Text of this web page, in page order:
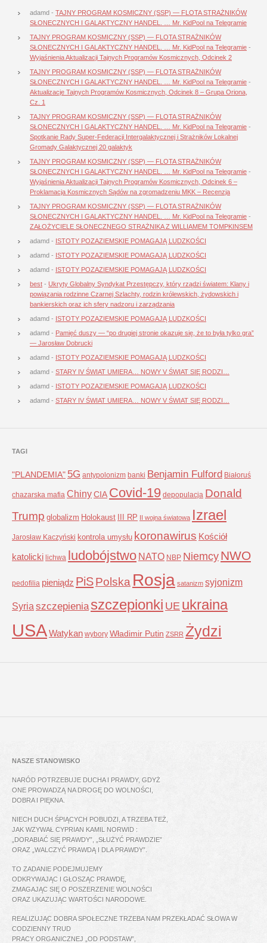
adamd - TAJNY PROGRAM KOSMICZNY (SSP) — FLOTA STRAŻNIKÓW
SŁONECZNYCH I GALAKTYCZNY HANDEL. … Mr. KidPool na Telegramie
TAJNY PROGRAM KOSMICZNY (SSP) — FLOTA STRAŻNIKÓW
SŁONECZNYCH I GALAKTYCZNY HANDEL. … Mr. KidPool na Telegramie -
Wyjaśnienia Aktualizacji Tajnych Programów Kosmicznych, Odcinek 2
TAJNY PROGRAM KOSMICZNY (SSP) — FLOTA STRAŻNIKÓW
SŁONECZNYCH I GALAKTYCZNY HANDEL. … Mr. KidPool na Telegramie -
Aktualizacje Tajnych Programów Kosmicznych, Odcinek 8 – Grupa Oriona,
Cz. 1
TAJNY PROGRAM KOSMICZNY (SSP) — FLOTA STRAŻNIKÓW
SŁONECZNYCH I GALAKTYCZNY HANDEL. … Mr. KidPool na Telegramie -
Spotkanie Rady Super-Federacji Intergalaktycznej i Strażników Lokalnej
Gromady Galaktycznej 20 galaktyk
TAJNY PROGRAM KOSMICZNY (SSP) — FLOTA STRAŻNIKÓW
SŁONECZNYCH I GALAKTYCZNY HANDEL. … Mr. KidPool na Telegramie -
Wyjaśnienia Aktualizacji Tajnych Programów Kosmicznych, Odcinek 6 –
Proklamacja Kosmicznych Sądów na zgromadzeniu MKK – Recenzja
TAJNY PROGRAM KOSMICZNY (SSP) — FLOTA STRAŻNIKÓW
SŁONECZNYCH I GALAKTYCZNY HANDEL. … Mr. KidPool na Telegramie -
ZAŁOŻYCIELE SŁONECZNEGO STRAŻNIKA Z WILLIAMEM TOMPKINSEM
adamd - ISTOTY POZAZIEMSKIE POMAGAJĄ LUDZKOŚCI
adamd - ISTOTY POZAZIEMSKIE POMAGAJĄ LUDZKOŚCI
adamd - ISTOTY POZAZIEMSKIE POMAGAJĄ LUDZKOŚCI
best - Ukryty Globalny Syndykat Przestępczy, który rządzi światem: Klany i
powiązania rodzinne Czarnej Szlachty, rodzin królewskich, żydowskich i
bankierskich oraz ich sfery nadzoru i zarządzania
adamd - ISTOTY POZAZIEMSKIE POMAGAJĄ LUDZKOŚCI
adamd - Pamięć duszy — “po drugiej stronie okazuje się, że to była tylko gra”
— Jarosław Dobrucki
adamd - ISTOTY POZAZIEMSKIE POMAGAJĄ LUDZKOŚCI
adamd - STARY IV ŚWIAT UMIERA… NOWY V ŚWIAT SIĘ RODZI…
adamd - ISTOTY POZAZIEMSKIE POMAGAJĄ LUDZKOŚCI
adamd - STARY IV ŚWIAT UMIERA… NOWY V ŚWIAT SIĘ RODZI…
TAGI
"PLANDEMIA" 5G antypolonizm banki Benjamin Fulford Białoruś
chazarska mafia ChinyCIA Covid-19 depopulacja Donald
Trump globalizm Holokaust III RP II wojna światowa Izrael
Jarosław Kaczyński kontrola umysłu koronawirus Kościół
katolicki lichwa ludobójstwo NATO NBP NiemcyNWO
pedofilia pieniądz PiSPolska Rosja satanizm syjonizm
Syria szczepienia szczepionki UE ukraina
USAWatykan wybory Władimir Putin ZSRR Żydzi
NASZE STANOWISKO
NARÓD POTRZEBUJE DUCHA I PRAWDY, GDYŻ
ONE PROWADZĄ NA DROGĘ DO WOLNOŚCI,
DOBRA I PIĘKNA.
NIECH DUCH ŚPIĄCYCH POBUDZI, A TRZEBA TEŻ,
JAK WZYWAŁ CYPRIAN KAMIL NORWID :
„DORABIAĆ SIĘ PRAWDY”, „SŁUŻYĆ PRAWDZIE”
ORAZ „WALCZYĆ PRAWDĄ I DLA PRAWDY”.
TO ZADANIE PODEJMUJEMY
ODKRYWAJĄC I GŁOSZĄC PRAWDĘ,
ZMAGAJĄC SIĘ O POSZERZENIE WOLNOŚCI
ORAZ UKAZUJĄC WARTOŚCI NARODOWE.
REALIZUJĄC DOBRA SPOŁECZNE TRZEBA NAM PRZEKŁADAĆ SŁOWA W
CODZIENNY TRUD
PRACY ORGANICZNEJ „OD PODSTAW”,